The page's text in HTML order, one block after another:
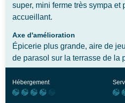
super, mini ferme très sympa et
accueillant.
Axe d'amélioration
Épicerie plus grande, aire de
de parasol sur la terrasse de la
Hébergement